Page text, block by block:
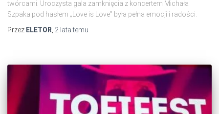
twórcami. Uroczysta gala zamknięcia z koncertem Michała
Szpaka pod hasłem „Love is Love” była pełna emocji i radości.
Przez ELETOR 2 latatemu